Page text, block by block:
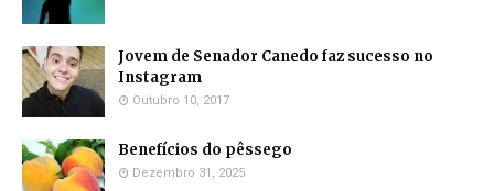
Jovem de Senador Canedo faz sucesso no
Instagram
Outubro 10, 2017
Benefícios do pêssego
Dezembro 31, 2025